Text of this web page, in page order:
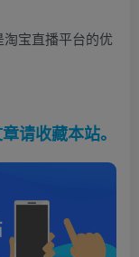
宝直播平台的优
请收藏本站。